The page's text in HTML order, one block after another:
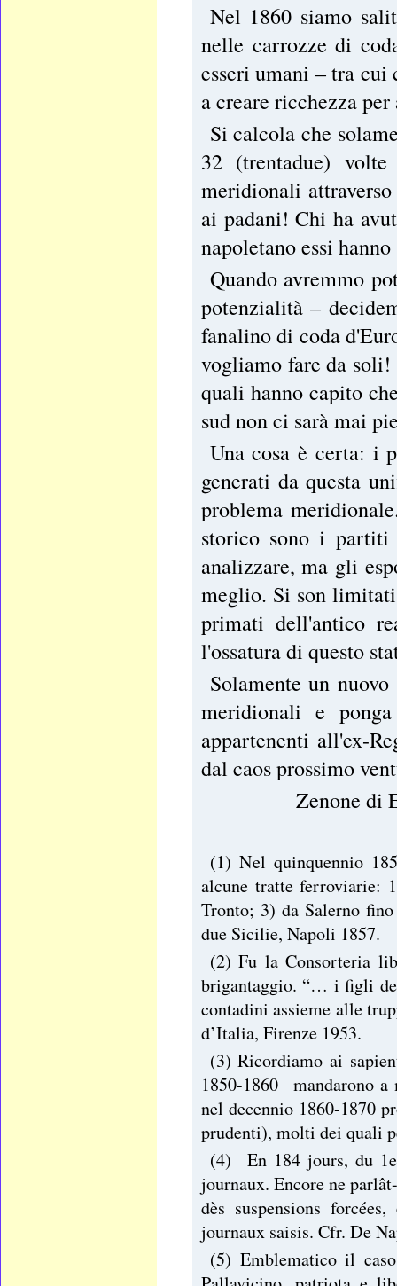
Nel 1860 siamo
nelle carrozze di
esseri umani – tra
a creare ricchezza
Si calcola che
32 (trentadue)
meridionali
ai padani! Chi ha
napoletano essi
Quando avremmo
potenzialità –
fanalino di coda
vogliamo fare da
quali hanno capito
sud non ci sarà mai
Una cosa è certa: i
generati da questa
problema
storico sono i
analizzare, ma gli
meglio. Si son
primati dell'antico
l'ossatura di questo
Solamente un
meridionali e
appartenenti all'ex-
dal caos prossimo
Zenone di
(1) Nel quinquennio
alcune tratte
Tronto; 3) da Salerno
due Sicilie, Napoli 1857.
(2) Fu la Consorteria
brigantaggio. “… i figli
contadini assieme alle
d’Italia, Firenze 1953.
(3) Ricordiamo ai
1850-1860 mandarono
nel decennio 1860-1870
prudenti), molti dei quali
(4) En 184 jours, du
journaux. Encore ne
dès suspensions
journaux saisis. Cfr. De
(5) Emblematico il